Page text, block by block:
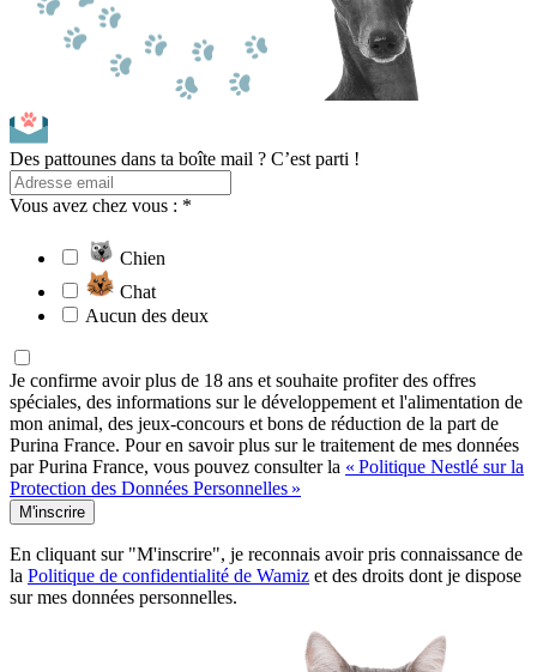
Des pattounes dans ta boîte mail ? C’est parti !
Vous avez chez vous : *
Chien
Chat
Aucun des deux
Je confirme avoir plus de 18 ans et souhaite profiter des offres
spéciales, des informations sur le développement et l'alimentation de
mon animal, des jeux-concours et bons de réduction de la part de
Purina France. Pour en savoir plus sur le traitement de mes données
par Purina France, vous pouvez consulter la « Politique Nestlé sur la
Protection des Données Personnelles »
M'inscrire
En cliquant sur "M'inscrire", je reconnais avoir pris connaissance de
la Politique de confidentialité de Wamiz et des droits dont je dispose
sur mes données personnelles.